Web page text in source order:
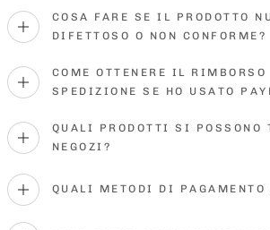
COSA FARE SE IL PRODOTTO
DIFETTOSO O NON CONFORME?
COME OTTENERE IL
SPEDIZIONE SE HO USATO
QUALI PRODOTTI SI POSSONO
NEGOZI?
QUALI METODI DI PAGAMENTO